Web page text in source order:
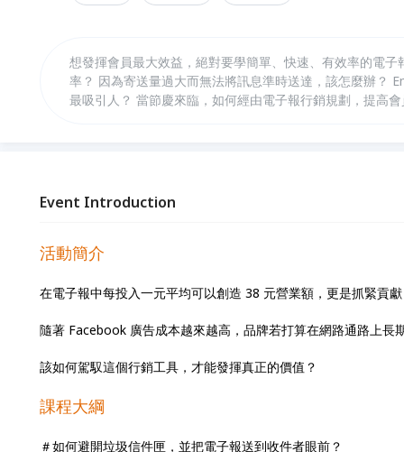
想發揮會員最大效益，絕對要學簡單、快速、有效率的電
率？ 因為寄送量過大而無法將訊息準時送達，該怎麼辦？
最吸引人？ 當節慶來臨，如何經由電子報行銷規劃，提高
Event Introduction
活動簡介
在電子報中每投入一元平均可以創造 38 元營業額，更是抓緊貢
隨著 Facebook 廣告成本越來越高，品牌若打算在網路通路上長
該如何駕馭這個行銷工具，才能發揮真正的價值？
課程大綱
＃如何避開垃圾信件匣，並把電子報送到收件者眼前？